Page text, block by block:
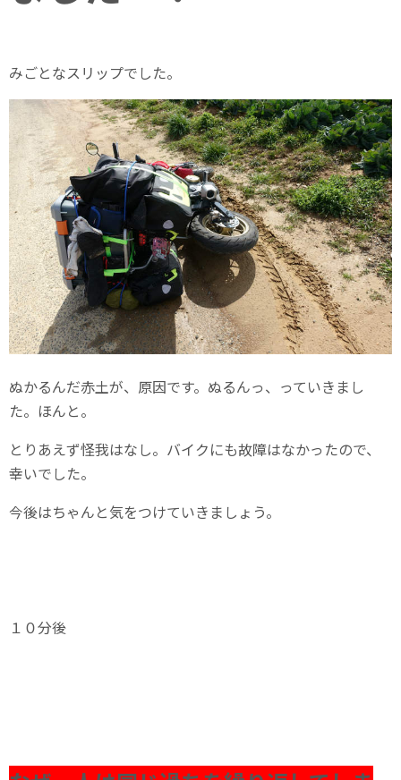
みごとなスリップでした。
ぬかるんだ赤土が、原因です。ぬるんっ、っていきまし
た。ほんと。
とりあえず怪我はなし。バイクにも故障はなかったので、
幸いでした。
今後はちゃんと気をつけていきましょう。
１０分後